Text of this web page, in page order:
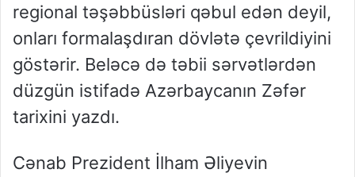
regional təşəbbüsləri qəbul edən deyil,
onları formalaşdıran dövlətə çevrildiyini
göstərir. Beləcə də təbii sərvətlərdən
düzgün istifadə Azərbaycanın Zəfər
tarixini yazdı.
Cənab Prezident İlham Əliyevin